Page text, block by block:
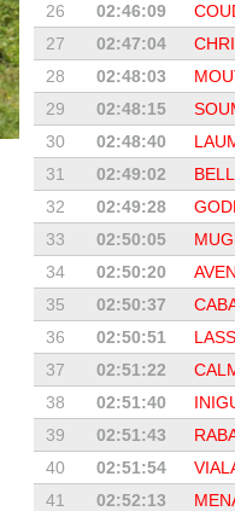
26
02:46:09
27
02:47:04
28
02:48:03
29
02:48:15
30
02:48:40
31
02:49:02
32
02:49:28
33
02:50:05
34
02:50:20
35
02:50:37
36
02:50:51
37
02:51:22
38
02:51:40
39
02:51:43
40
02:51:54
41
02:52:13